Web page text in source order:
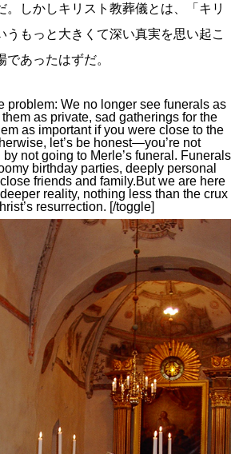
。しかしキリスト教葬儀とは、「キリ
うもっと大きくて深い真実を思い起こ
あったはずだ。
problem: We no longer see funerals as
as private, sad gatherings for the
as important if you were close to the
let’s be honest—you’re not
not going to Merle’s funeral. Funerals
birthday parties, deeply personal
friends and family.But we are here
reality, nothing less than the crux
resurrection. [/toggle]